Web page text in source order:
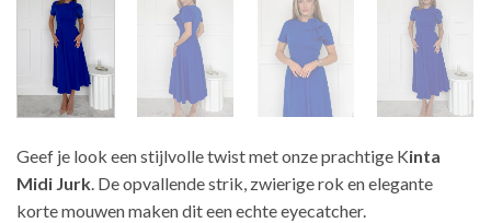
Geef je look een stijlvolle twist met onze prachtige Kinta
Midi Jurk. De opvallende strik, zwierige rok en elegante
korte mouwen maken dit een echte eyecatcher.